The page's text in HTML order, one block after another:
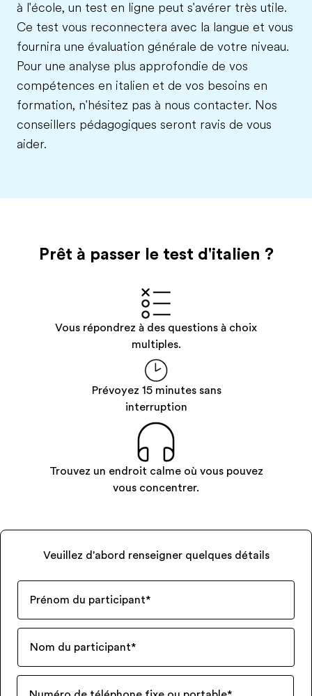
à l'école, un test en ligne peut s'avérer très utile.
Ce test vous reconnectera avec la langue et vous
fournira une évaluation générale de votre niveau.
Pour une analyse plus approfondie de vos
compétences en italien et de vos besoins en
formation, n'hésitez pas à nous contacter. Nos
conseillers pédagogiques seront ravis de vous
aider.
Prêt à passer le test d'italien ?
Vous répondrez à des questions à choix
multiples.
Prévoyez 15 minutes sans
interruption
Trouvez un endroit calme où vous pouvez
vous concentrer.
Veuillez d'abord renseigner quelques détails
Prénom du participant*
Nom du participant*